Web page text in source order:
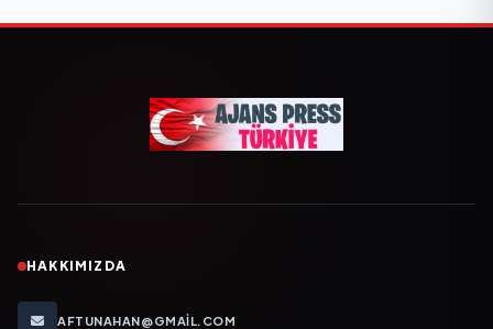
HAKKIMIZDA
AFTUNAHAN@GMAIL.COM